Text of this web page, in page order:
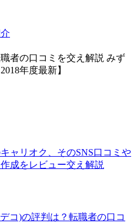
者の口コミを交え解説 みず
年度最新】
ャリオク、そのSNS口コミや
成をレビュー交え解説
コ)の評判は？転職者の口コ